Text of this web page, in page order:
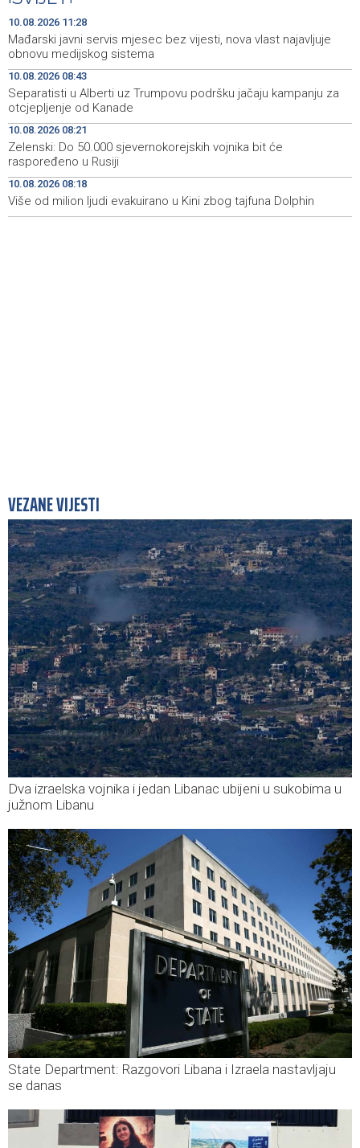
11:30
Buldić-Bešić: Svaka doza darovane krvi predstavlja novu
priliku za nastavak liječenja i ozdravljenje
Jedna osoba teško povrijeđena u pucnjavi u Brčkom
11:28
Mađarski javni servis mjesec bez vijesti, nova vlast
najavljuje obnovu medijskog sistema
11:16
Srbija: Blagi pad zaraze afričkom svinjskom kugom, u
Srijemu i dalje kritično
11:13
In-person ticket sales for the 32nd Sarajevo Film
Festival program began this morning
10.08.2026 11:28
Mađarski javni servis mjesec bez vijesti, nova vlast najavljuje
obnovu medijskog sistema
10.08.2026 08:43
Separatisti u Alberti uz Trumpovu podršku jačaju kampanju za
otcjepljenje od Kanade
10.08.2026 08:21
Zelenski: Do 50.000 sjevernokorejskih vojnika bit će
raspoređeno u Rusiji
10.08.2026 08:18
Više od milion ljudi evakuirano u Kini zbog tajfuna Dolphin
VEZANE VIJESTI
Dva izraelska vojnika i jedan Libanac ubijeni u sukobima u
južnom Libanu
State Department: Razgovori Libana i Izraela nastavljaju
se danas